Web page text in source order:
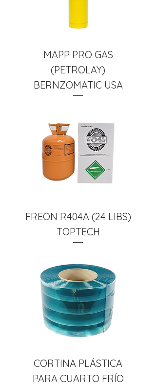
MAPP PRO GAS
(PETROLAY)
BERNZOMATIC USA
FREON R404A (24 LIBS)
TOPTECH
CORTINA PLÁSTICA
PARA CUARTO FRÍO